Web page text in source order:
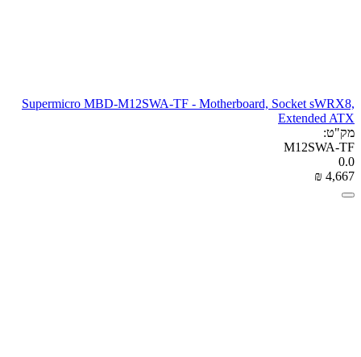
Supermicro MBD-M12SWA-TF - Motherboard, Socket sWRX8,
Extended ATX
מק"ט:
M12SWA-TF
0.0
₪ 4,667